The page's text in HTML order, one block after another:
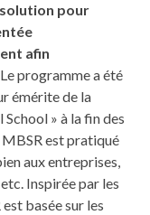
pour
afin
Le programme a été
émérite de la
» à la fin des
MBSR est pratiqué
aux entreprises,
Inspirée par les
basée sur les